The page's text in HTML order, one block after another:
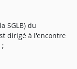
SGLB) du
dirigé à l'encontre